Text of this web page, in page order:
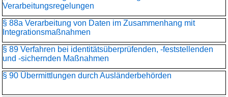
Verarbeitungsregelungen
§ 88a Verarbeitung von Daten im Zusammenhang mit
Integrationsmaßnahmen
§ 89 Verfahren bei identitätsüberprüfenden, -feststellenden
und -sichernden Maßnahmen
§ 90 Übermittlungen durch Ausländerbehörden